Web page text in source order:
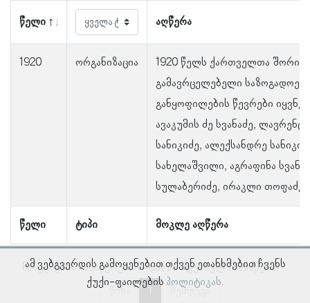
წელი აღწერა
წელი ტიპი მოკლე აღწერა
1920 ორგანიზაცია
1920 წელს ქართველთა შორის
გამავრცელებელი
განყოფილების წევრები
ავაკუმის ძე სვანაძე,
სანიკიძე, ალექსანდრე
სახელაშვილი, აგრაფინა
სულაბერიძე, ირაკლი თოფაძე
ნაჩვენებია ჩანაწერები 1–დან 1–მდე, სულ 1 ჩანაწერი
წინა
შემდეგი
ამ ვებგვერდის გამოყენებით თქვენ ეთანხმებით ჩვენს
ქუქი-ფაილების პოლიტიკას.